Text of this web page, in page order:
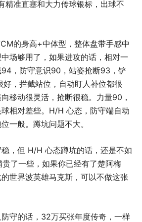
精准直塞和大力传球银标，出球不
的身高+中体型，整体盘带手感中
场够用了，如果进攻的话，相对一
，防守意识90，站姿抢断93，铲
，拦截站位，自动盯人补位都很
移动很灵活，抢断很稳。力量90，
相对差些。H/H 心态，防守端自动
一般。蹲坑问题不大。
，但 H/H 心态蹲坑的话，还是不如
了一些，如果你已经有了楚阿梅
世界波英雄马克斯，可以不做这张
守的话，32万买张年度传奇，一样